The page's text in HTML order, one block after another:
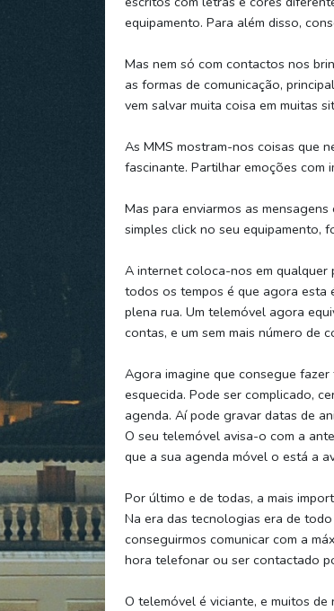
equipamento. Para além disso,
Mas nem só com contactos nos
as formas de comunicação,
vem salvar muita coisa em muitas
As MMS mostram-nos coisas que
fascinante. Partilhar emoções com
Mas para enviarmos as
simples click no seu equipamento,
A internet coloca-nos em
todos os tempos é que agora esta
plena rua. Um telemóvel agora
contas, e um sem mais número de
Agora imagine que consegue
esquecida. Pode ser complicado,
agenda. Aí pode gravar datas de
O seu telemóvel avisa-o com a
que a sua agenda móvel o está a
Por último e de todas, a mais
Na era das tecnologias era de
conseguirmos comunicar com a
hora telefonar ou ser contactado
O telemóvel é viciante, e muitos